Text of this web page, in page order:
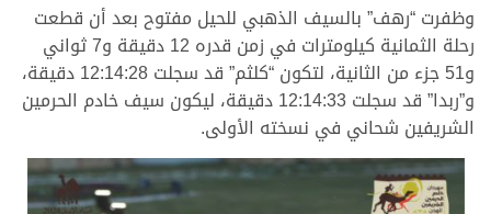
وظفرت “رهف” بالسيف الذهبي للحيل مفتوح بعد أن قطعت
رحلة الثمانية كيلومترات في زمن قدره 12 دقيقة و7 ثواني
و51 جزء من الثانية، لتكون “كلثم” قد سجلت 12:14:28 دقيقة،
و”ربدا” قد سجلت 12:14:33 دقيقة، ليكون سيف خادم الحرمين
الشريفين شحاني في نسخته الأولى.